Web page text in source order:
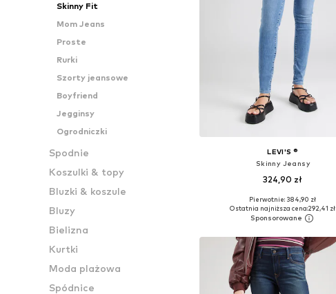
Skinny Fit
Mom Jeans
Proste
Rurki
Szorty jeansowe
Boyfriend
Jegginsy
Ogrodniczki
Spodnie
Koszulki & topy
Bluzki & koszule
Bluzy
Bielizna
Kurtki
Moda plażowa
Spódnice
LEVI'S ®
Skinny Jeansy
324,90 zł
+2
Dostępne w różnych rozmiarach
Dodaj do koszyka
Pierwotnie: 384,90 zł
Ostatnia najniższa cena:292,41 zł